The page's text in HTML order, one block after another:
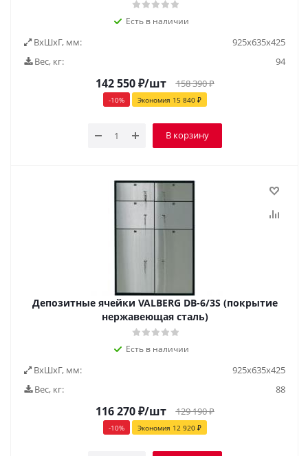
Есть в наличии
ВxШxГ, мм:
925х635х425
Вес, кг:
94
142 550₽/шт 158 390₽
-10% Экономия 15 840₽
В корзину
Депозитные ячейки VALBERG DB-6/3S (покрытие
нержавеющая сталь)
Есть в наличии
ВxШxГ, мм:
925х635х425
Вес, кг:
88
116 270₽/шт 129 190₽
-10% Экономия 12 920₽